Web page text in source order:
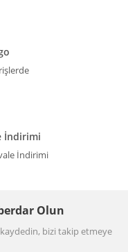
İndirimi
İndirimi
Olun
bizi takip etmeye